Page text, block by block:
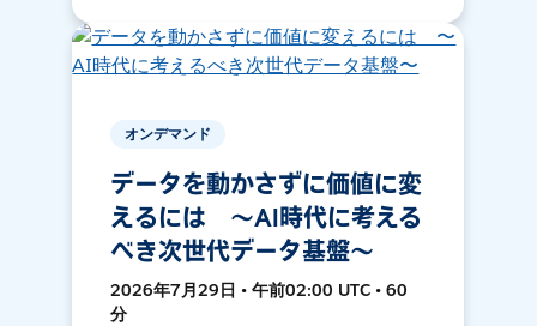
オンデマンド
データを動かさずに価値に変
えるには 〜AI時代に考える
べき次世代データ基盤〜
2026年7月29日 • 午前02:00 UTC • 60
分